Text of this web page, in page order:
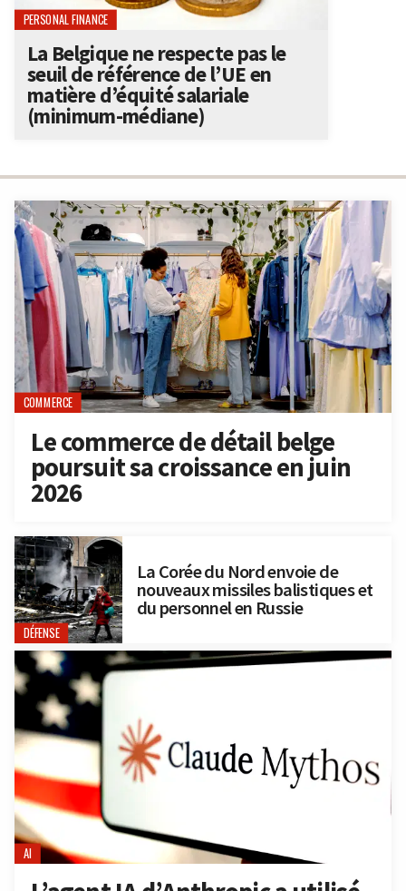
COMMERCE
Le commerce de détail belge
poursuit sa croissance en juin
2026
DÉFENSE
La Corée du Nord envoie de
nouveaux missiles balistiques et
du personnel en Russie
AI
PERSONAL FINANCE
La Belgique ne respecte pas le
seuil de référence de l’UE en
matière d’équité salariale
(minimum-médiane)